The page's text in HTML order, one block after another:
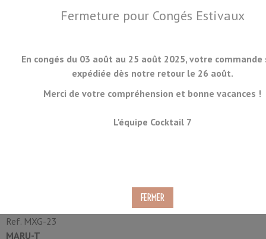
MENU
Fermeture pour Congés Estivaux
En congés du 03 août au 25 août 2025, votre commande
expédiée dès notre retour le 26 août.
Merci de votre compréhension et bonne vacances !
L'équipe Cocktail 7
Ref. MXG-23
MARU-T